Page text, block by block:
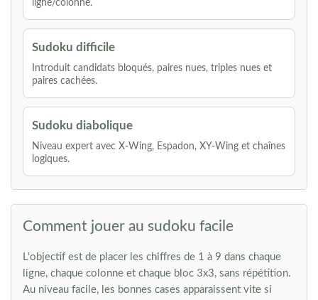
ligne/colonne.
Sudoku difficile
Introduit candidats bloqués, paires nues, triples nues et
paires cachées.
Sudoku diabolique
Niveau expert avec X-Wing, Espadon, XY-Wing et chaînes
logiques.
Comment jouer au sudoku facile
L'objectif est de placer les chiffres de 1 à 9 dans chaque
ligne, chaque colonne et chaque bloc 3x3, sans répétition.
Au niveau facile, les bonnes cases apparaissent vite si